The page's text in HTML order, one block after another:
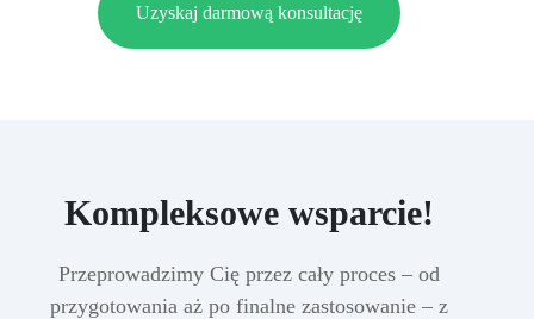
Uzyskaj darmową konsultację
Kompleksowe wsparcie!
Przeprowadzimy Cię przez cały proces – od
przygotowania aż po finalne zastosowanie – z